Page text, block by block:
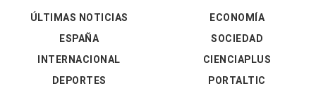
ÚLTIMAS NOTICIAS
ESPAÑA
INTERNACIONAL
DEPORTES
ECONOMÍA
SOCIEDAD
CIENCIAPLUS
PORTALTIC